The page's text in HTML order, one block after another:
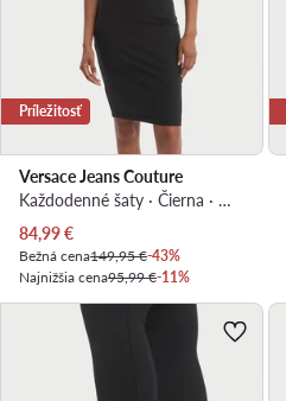
Príležitosť
Versace Jeans Couture
Každodenné šaty · Čierna · Mini
Aktuálna cena
84,99€
Bežná cena149,95 €-43%
Najnižšia cena95,99 €-11%